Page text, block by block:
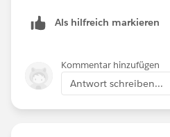
＜シート構成＞
Als hilfreich markieren
Kommentar hinzufügen
Antwort schreiben...